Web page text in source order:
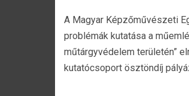
A Magyar Képzőművészeti
problémák kutatása a
műtárgyvédelem területén”
kutatócsoport ösztöndíj